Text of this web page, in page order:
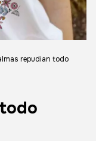
repudian todo